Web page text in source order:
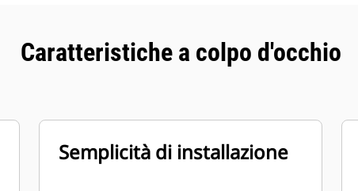
Caratteristiche a colpo d'occhio
Semplicità di installazione